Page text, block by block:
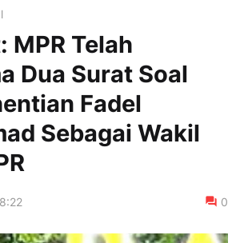
MPR Telah
Dua Surat Soal
Fadel
Sebagai Wakil
0